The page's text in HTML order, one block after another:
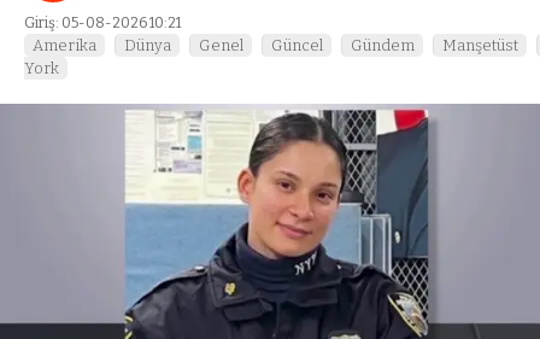
Giriş: 05-08-2026 10:21
Amerika Dünya Genel Güncel Gündem
Manşetüst
York